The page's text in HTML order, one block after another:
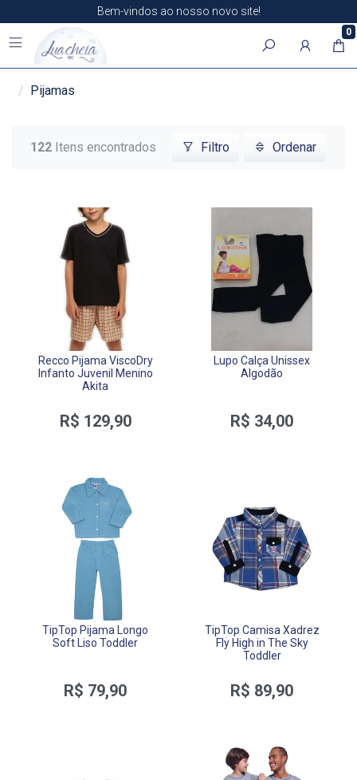
Bem-vindos ao nosso novo site!
0
Pijamas
122 Itens encontrados Filtro Ordenar
Recco Pijama ViscoDry
Infanto Juvenil Menino
Akita
R$ 129,90
Lupo Calça Unissex
Algodão
R$ 34,00
TipTop Pijama Longo
Soft Liso Toddler
R$ 79,90
TipTop Camisa Xadrez
Fly High in The Sky
Toddler
R$ 89,90